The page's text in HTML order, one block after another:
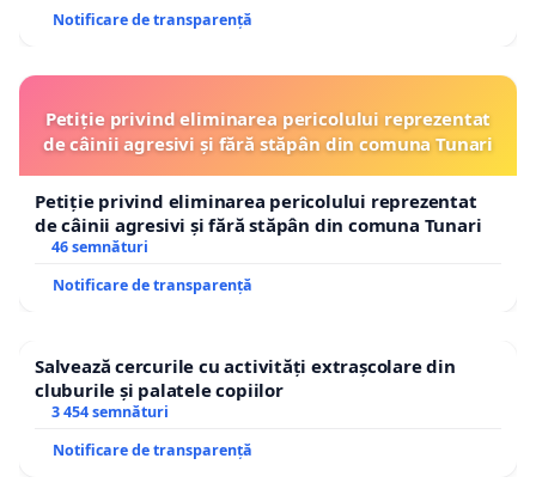
Notificare de transparență
Petiție privind eliminarea pericolului reprezentat
de câinii agresivi și fără stăpân din comuna Tunari
Petiție privind eliminarea pericolului reprezentat
de câinii agresivi și fără stăpân din comuna Tunari
46 semnături
Notificare de transparență
Salvează cercurile cu activități extrașcolare din
cluburile și palatele copiilor
3 454 semnături
Notificare de transparență